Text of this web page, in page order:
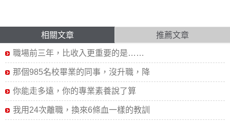
相關文章 推薦文章
職場前三年，比收入更重要的是……
那個985名校畢業的同事，沒升職，降
你能走多遠，你的專業素養說了算
我用24次離職，換來6條血一樣的教訓